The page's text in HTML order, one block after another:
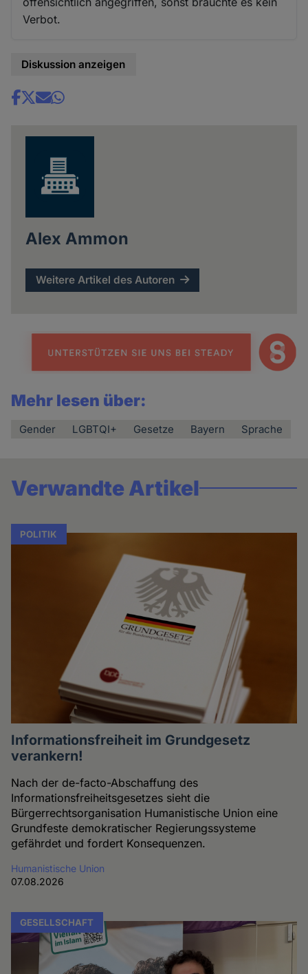
Verbot.
Diskussion anzeigen
Share
Alex Ammon
Weitere Artikel des Autoren
Mehr lesen über:
Gender LGBTQI+ Gesetze Bayern Sprache
Verwandte Artikel
POLITIK
Informationsfreiheit im Grundgesetz
verankern!
Nach der de-facto-Abschaffung des
Informationsfreiheitsgesetzes sieht die
Bürgerrechtsorganisation Humanistische Union eine
Grundfeste demokratischer Regierungssysteme
gefährdet und fordert Konsequenzen.
Humanistische Union
07.08.2026
GESELLSCHAFT